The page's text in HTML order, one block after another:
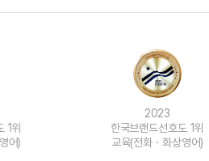
한국브랜드선호도 1위
교육(전화ㆍ화상영어)